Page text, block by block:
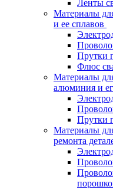
Ленты
Материалы
и ее сплавов
Прутки
Флюс
Материалы
алюминия и
Прутки
Материалы
ремонта